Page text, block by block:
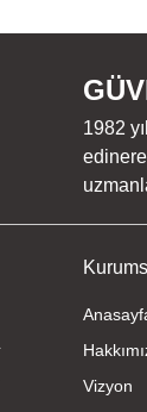
1982
Vizyon